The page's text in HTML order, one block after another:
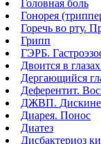
Головная боль
Гонорея
Горечь во рту.
Грипп
ГЭРБ.
Двоится в
Дергающийся
Деферентит.
ДЖВП.
Диарея. Понос
Диатез
Дисбактериоз